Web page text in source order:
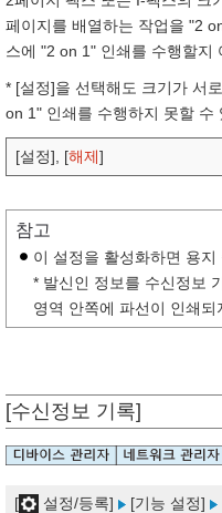
페이지를 배열하는 작업을 "2
스에 "2 on 1" 인쇄를 수행할지
* [설정]을 선택해도 크기가 서
on 1" 인쇄를 수행하지 못할 수
[설정], [해제]
참고
이 설정을 활성화하면 용지
* 발신인 정보를 수신정보
영역 안쪽에 파선이 인쇄되
[수신정보 기록]
[ 설정/등록] [기능 설정]